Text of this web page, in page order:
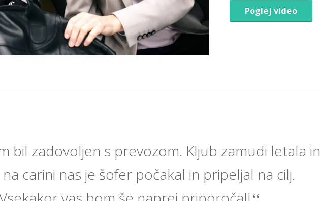
Poglej video
bil zadovoljen s prevozom. Kljub zamudi letala in
carini nas je šofer počakal in pripeljal na cilj.